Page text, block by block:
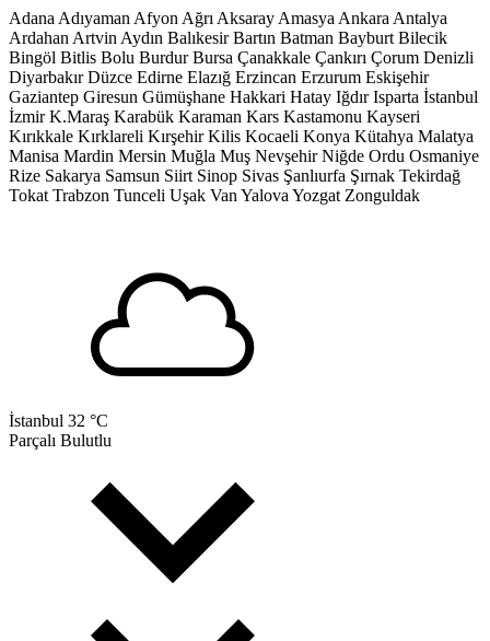
Adana Adıyaman Afyon Ağrı Aksaray Amasya Ankara Antalya
Ardahan Artvin Aydın Balıkesir Bartın Batman Bayburt Bilecik
Bingöl Bitlis Bolu Burdur Bursa Çanakkale Çankırı Çorum Denizli
Diyarbakır Düzce Edirne Elazığ Erzincan Erzurum Eskişehir
Gaziantep Giresun Gümüşhane Hakkari Hatay Iğdır Isparta İstanbul
İzmir K.Maraş Karabük Karaman Kars Kastamonu Kayseri
Kırıkkale Kırklareli Kırşehir Kilis Kocaeli Konya Kütahya Malatya
Manisa Mardin Mersin Muğla Muş Nevşehir Niğde Ordu Osmaniye
Rize Sakarya Samsun Siirt Sinop Sivas Şanlıurfa Şırnak Tekirdağ
Tokat Trabzon Tunceli Uşak Van Yalova Yozgat Zonguldak
İstanbul 32 °C
Parçalı Bulutlu